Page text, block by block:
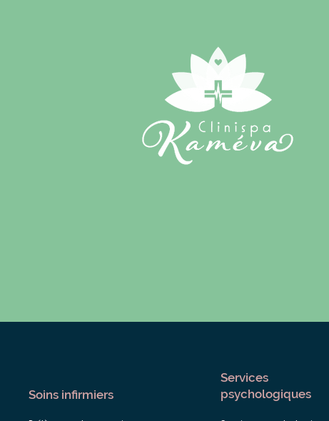
Soins infirmiers
Services
psychologiques